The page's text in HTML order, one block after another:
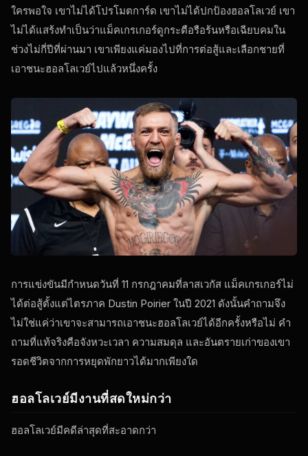
ใครพอใจ เขาไม่ได้โปรโมตการ์ด เขาไม่ได้ปกป้องฮอลโลเวย์ เขา
ไม่ได้แสร้งทําเป็นว่าแม็คเกรเกอร์ดูกระตือรือร้นหรือเฉียบคมใน
ช่วงไม่กี่ปีที่ผ่านมา เขาเพียงแค่มองไปที่การต่อสู้และเลือกชายที่
เอาชนะฮอลโลเวย์ไปแล้วหนึ่งครั้ง
การแข่งขันมีกําหนดวันที่ 11 กรกฎาคมที่ลาสเวกัส แม็คเกรเกอร์ไม่
ได้ต่อสู้ตั้งแต่ไตรภาค Dustin Poirier ในปี 2021 ดังนั้นคําถามจึง
ไม่ใช่แค่ว่าเขาจะสามารถเอาชนะฮอลโลเวย์ได้อีกครั้งหรือไม่ คํา
ถามที่แท้จริงคือจังหวะเวลา ความสมดุล และอันตรายเก่าของเขา
รอดชีวิตจากการหยุดพักยาวได้มากเพียงใด
ฮอลโลเวย์มีงานที่สดใหม่กว่า
ฮอลโลเวย์มีคดีล่าสุดที่สะอาดกว่า